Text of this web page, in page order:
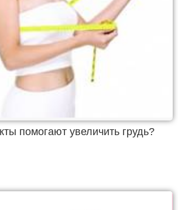
помогают увеличить грудь?